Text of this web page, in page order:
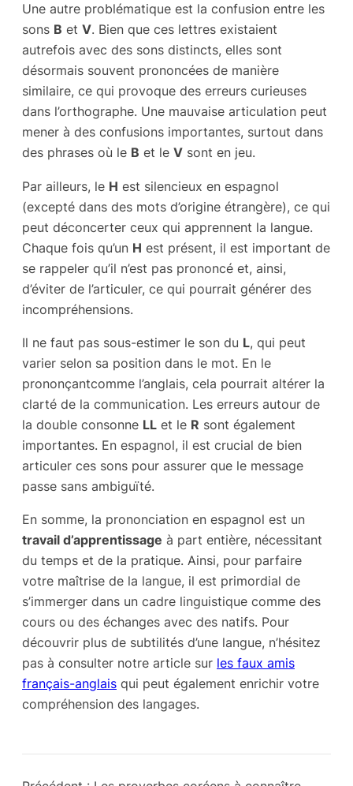
Une autre problématique est la confusion entre les
sons B et V. Bien que ces lettres existaient
autrefois avec des sons distincts, elles sont
désormais souvent prononcées de manière
similaire, ce qui provoque des erreurs curieuses
dans l’orthographe. Une mauvaise articulation peut
mener à des confusions importantes, surtout dans
des phrases où le B et le V sont en jeu.
Par ailleurs, le H est silencieux en espagnol
(excepté dans des mots d’origine étrangère), ce qui
peut déconcerter ceux qui apprennent la langue.
Chaque fois qu’un H est présent, il est important de
se rappeler qu’il n’est pas prononcé et, ainsi,
d’éviter de l’articuler, ce qui pourrait générer des
incompréhensions.
Il ne faut pas sous-estimer le son du L, qui peut
varier selon sa position dans le mot. En le
prononçantcomme l’anglais, cela pourrait altérer la
clarté de la communication. Les erreurs autour de
la double consonne LL et le R sont également
importantes. En espagnol, il est crucial de bien
articuler ces sons pour assurer que le message
passe sans ambiguïté.
En somme, la prononciation en espagnol est un
travail d’apprentissage à part entière, nécessitant
du temps et de la pratique. Ainsi, pour parfaire
votre maîtrise de la langue, il est primordial de
s’immerger dans un cadre linguistique comme des
cours ou des échanges avec des natifs. Pour
découvrir plus de subtilités d’une langue, n’hésitez
pas à consulter notre article sur les faux amis
français-anglais qui peut également enrichir votre
compréhension des langages.